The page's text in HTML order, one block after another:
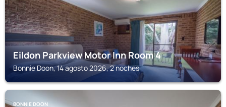
Eildon Parkview Motor Inn Room 4
Bonnie Doon, 14 agosto 2026, 2 noches
BONNIE DOON